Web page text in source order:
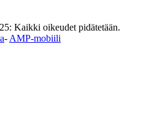
Kaikki oikeudet pidätetään.
- AMP-mobiili